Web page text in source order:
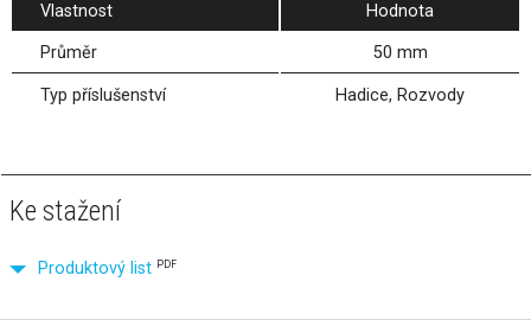
Vlastnost Hodnota
Průměr 50 mm
Typ příslušenství Hadice, Rozvody
Ke stažení
Produktový list PDF